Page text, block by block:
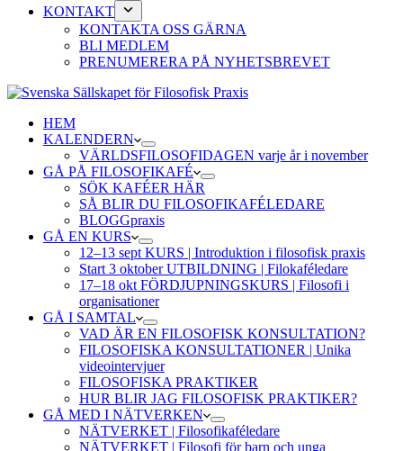
KONTAKT
KONTAKTA OSS GÄRNA
BLI MEDLEM
PRENUMERERA PÅ NYHETSBREVET
HEM
KALENDERN
VÄRLDSFILOSOFIDAGEN varje år i november
GÅ PÅ FILOSOFIKAFÉ
SÖK KAFÉER HÄR
SÅ BLIR DU FILOSOFIKAFÉLEDARE
BLOGGpraxis
GÅ EN KURS
12–13 sept KURS | Introduktion i filosofisk praxis
Start 3 oktober UTBILDNING | Filokaféledare
17–18 okt FÖRDJUPNINGSKURS | Filosofi i
organisationer
GÅ I SAMTAL
VAD ÄR EN FILOSOFISK KONSULTATION?
FILOSOFISKA KONSULTATIONER | Unika
videointervjuer
FILOSOFISKA PRAKTIKER
HUR BLIR JAG FILOSOFISK PRAKTIKER?
GÅ MED I NÄTVERKEN
NÄTVERKET | Filosofikaféledare
NÄTVERKET | Filosofi för barn och unga